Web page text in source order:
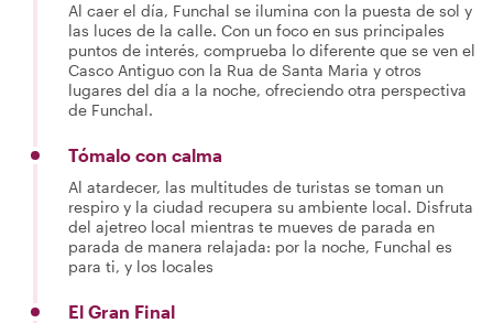
Al caer el día, Funchal se ilumina con la puesta de sol y
las luces de la calle. Con un foco en sus principales
puntos de interés, comprueba lo diferente que se ven el
Casco Antiguo con la Rua de Santa Maria y otros
lugares del día a la noche, ofreciendo otra perspectiva
de Funchal.
Tómalo con calma
Al atardecer, las multitudes de turistas se toman un
respiro y la ciudad recupera su ambiente local. Disfruta
del ajetreo local mientras te mueves de parada en
parada de manera relajada: por la noche, Funchal es
para ti, y los locales
El Gran Final